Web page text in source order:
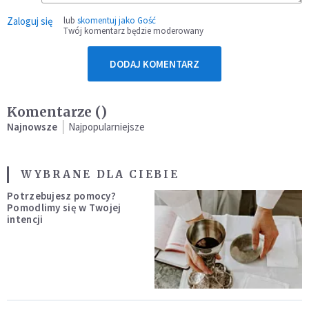
Zaloguj się lub skomentuj jako Gość
Twój komentarz będzie moderowany
DODAJ KOMENTARZ
Komentarze ()
Najnowsze Najpopularniejsze
WYBRANE DLA CIEBIE
Potrzebujesz pomocy?
Pomodlimy się w Twojej
intencji